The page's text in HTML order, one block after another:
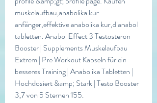
muskelaufbau,anabolika kur
anfänger,effektive anabolika kur,dianabol
tabletten. Anabol Effect 3 Testosteron
Booster | Supplements Muskelaufbau
Extrem | Pre Workout Kapseln für ein
besseres Training | Anabolika Tabletten |
Hochdosiert &amp; Stark | Testo Booster
3,7 von 5 Sternen 155.